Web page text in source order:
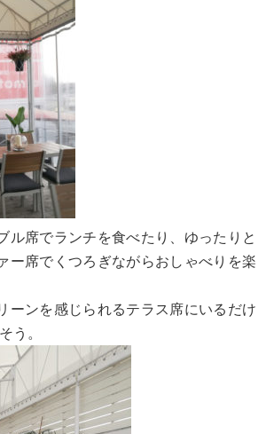
ル席でランチを食べたり、ゆったりと
ー席でくつろぎながらおしゃべりを楽
ーンを感じられるテラス席にいるだけ
う。